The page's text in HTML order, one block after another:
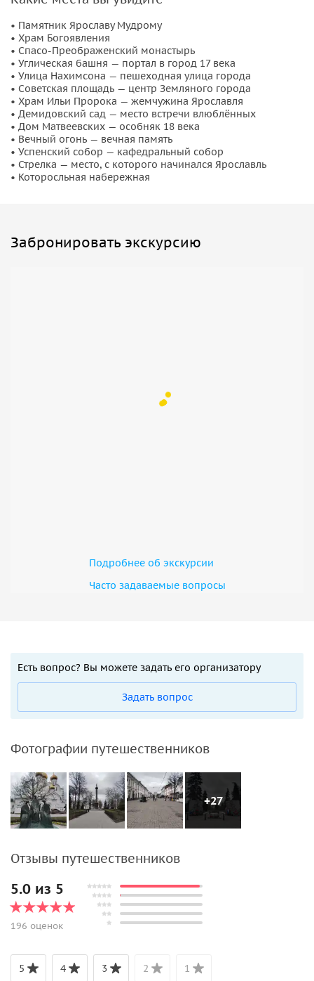
• Памятник Ярославу Мудрому
• Храм Богоявления
• Спасо-Преображенский монастырь
• Углическая башня — портал в город 17 века
• Улица Нахимсона — пешеходная улица города
• Советская площадь — центр Земляного города
• Храм Ильи Пророка — жемчужина Ярославля
• Демидовский сад — место встречи влюблённых
• Дом Матвеевских — особняк 18 века
• Вечный огонь — вечная память
• Успенский собор — кафедральный собор
• Стрелка — место, с которого начинался Ярославль
• Которосльная набережная
Забронировать экскурсию
Подробнее об экскурсии
Часто задаваемые вопросы
Есть вопрос? Вы можете задать его организатору
Задать вопрос
Фотографии путешественников
+27
Отзывы путешественников
5.0 из 5
196 оценок
5 4 3 2 1